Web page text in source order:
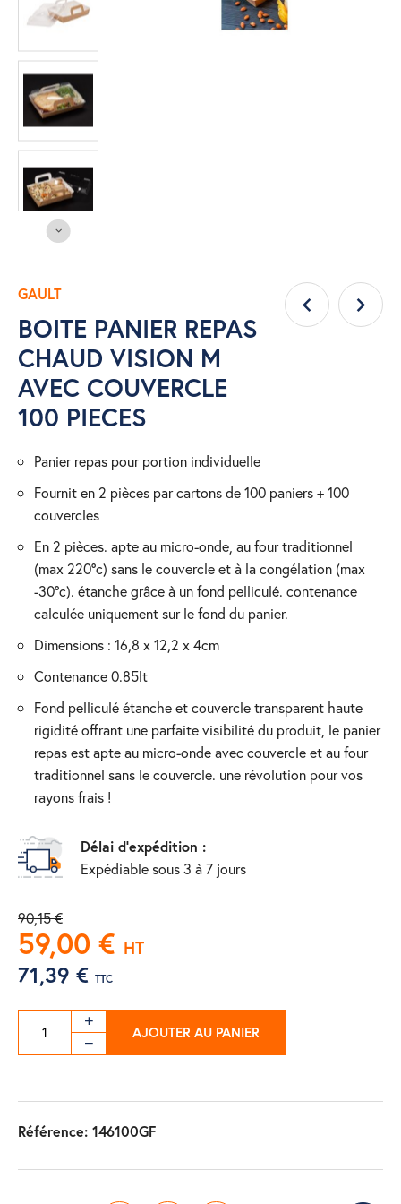
GAULT
BOITE PANIER REPAS
CHAUD VISION M
AVEC COUVERCLE
100 PIECES
panier repas pour portion individuelle
fournit en 2 pièces par cartons de 100 paniers + 100
couvercles
en 2 pièces. apte au micro-onde, au four traditionnel
(max 220°c) sans le couvercle et à la congélation (max
-30°c). étanche grâce à un fond pelliculé. contenance
calculée uniquement sur le fond du panier.
dimensions : 16,8 x 12,2 x 4cm
contenance 0.85lt
fond pelliculé étanche et couvercle transparent haute
rigidité offrant une parfaite visibilité du produit, le panier
repas est apte au micro-onde avec couvercle et au four
traditionnel sans le couvercle. une révolution pour vos
rayons frais !
Délai d'expédition :
Expédiable sous 3 à 7 jours
90,15 €
59,00 € HT
71,39 € TTC
AJOUTER AU PANIER
Référence: 146100GF